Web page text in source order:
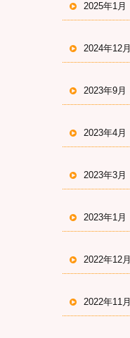
2025年1月
2024年12月
2023年9月
2023年4月
2023年3月
2023年1月
2022年12月
2022年11月